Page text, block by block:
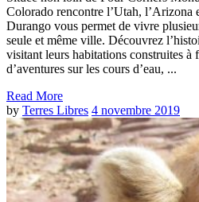
Colorado rencontre l’Utah, l’Arizona
Durango vous permet de vivre
seule et même ville. Découvrez
visitant leurs habitations construites à
d’aventures sur les cours d’eau, ...
Read More
by Terres Libres 4 novembre 2019